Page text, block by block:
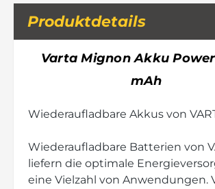
Produktdetails
Varta Mignon Akku
mAh
Wiederaufladbare Akkus von
Wiederaufladbare Batterien von
liefern die optimale
eine Vielzahl von Anwendungen.